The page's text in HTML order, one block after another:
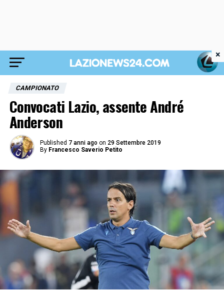
CAMPIONATO
Convocati Lazio, assente André
Anderson
Published 7 anni ago on 29 Settembre 2019
By Francesco Saverio Petito
×